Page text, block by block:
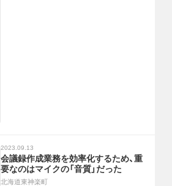
2023.09.13
会議録作成業務を効率化するため、重
要なのはマイクの「音質」だった
北海道東神楽町